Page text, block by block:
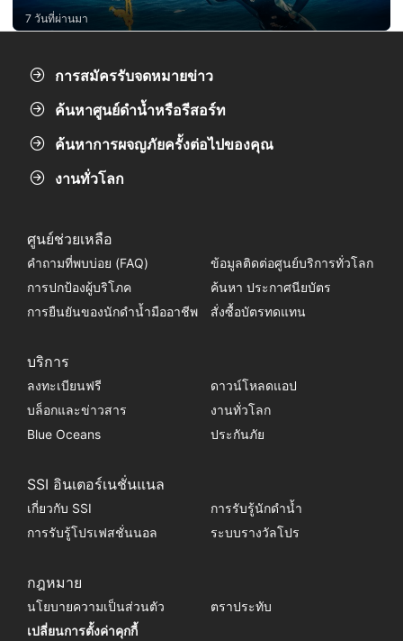
7 วันที่ผ่านมา
การสมัครรับจดหมายข่าว
ค้นหาศูนย์ดำน้ำหรือรีสอร์ท
ค้นหาการผจญภัยครั้งต่อไปของคุณ
งานทั่วโลก
ศูนย์ช่วยเหลือ
คำถามที่พบบ่อย (FAQ)
ข้อมูลติดต่อศูนย์บริการทั่วโลก
การปกป้องผู้บริโภค
ค้นหา ประกาศนียบัตร
การยืนยันของนักดำน้ำมืออาชีพ
สั่งซื้อบัตรทดแทน
บริการ
ลงทะเบียนฟรี
ดาวน์โหลดแอป
บล็อกและข่าวสาร
งานทั่วโลก
Blue Oceans
ประกันภัย
SSI อินเตอร์เนชั่นแนล
เกี่ยวกับ SSI
การรับรู้นักดำน้ำ
การรับรู้โปรเฟสชั่นนอล
ระบบรางวัลโปร
กฎหมาย
นโยบายความเป็นส่วนตัว
ตราประทับ
เปลี่ยนการตั้งค่าคุกกี้